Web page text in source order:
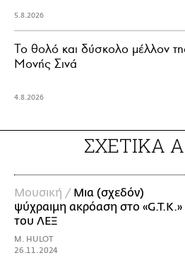
5.8.2026
Το θολό και δύσκολο μέλλον
Μονής Σινά
4.8.2026
ΣΧΕΤΙΚΑ
Μουσική / Μια (σχεδόν)
ψύχραιμη ακρόαση στο «G.T.K.»
του ΛΕΞ
M. HULOT
26.11.2024